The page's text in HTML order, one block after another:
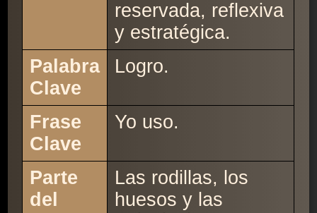
reservada, reflexiva
y estratégica.
Palabra
Clave
Logro.
Frase
Clave
Yo uso.
Parte
del
Las rodillas, los
huesos y las